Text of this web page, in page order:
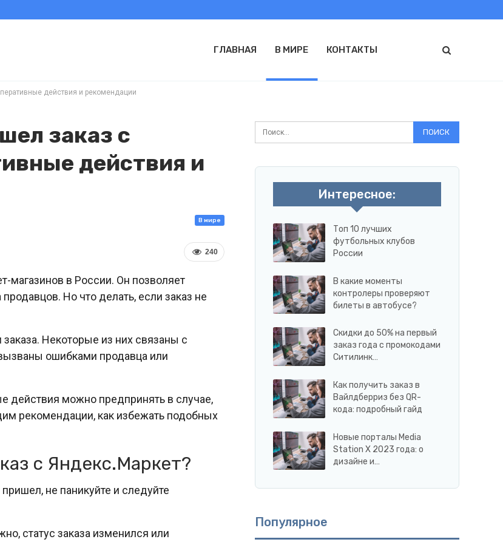
ГЛАВНАЯ В МИРЕ КОНТАКТЫ
действия и рекомендации
заказ с
действия и
В мире
240
магазинов в России. Он позволяет
Но что делать, если заказ не
Некоторые из них связаны с
ошибками продавца или
действия можно предпринять в случае,
рекомендации, как избежать подобных
с Яндекс.Маркет?
не паникуйте и следуйте
статус заказа изменился или
Интересное:
Топ 10 лучших
футбольных клубов
России
В какие моменты
контролеры проверяют
билеты в автобусе?
Скидки до 50% на первый
заказ года с промокодами
Ситилинк…
Как получить заказ в
Вайлдберриз без QR-
кода: подробный гайд
Новые порталы Media
Station X 2023 года: о
дизайне и…
Популярное